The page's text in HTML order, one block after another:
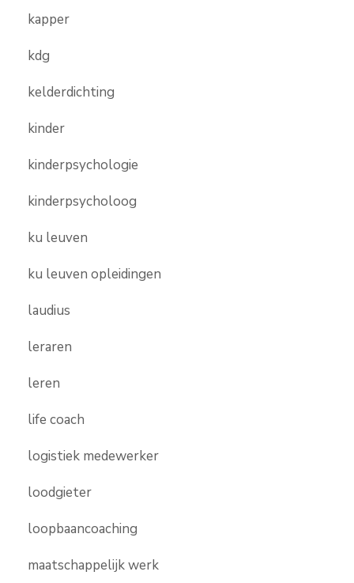
kapper
kdg
kelderdichting
kinder
kinderpsychologie
kinderpsycholoog
ku leuven
ku leuven opleidingen
laudius
leraren
leren
life coach
logistiek medewerker
loodgieter
loopbaancoaching
maatschappelijk werk